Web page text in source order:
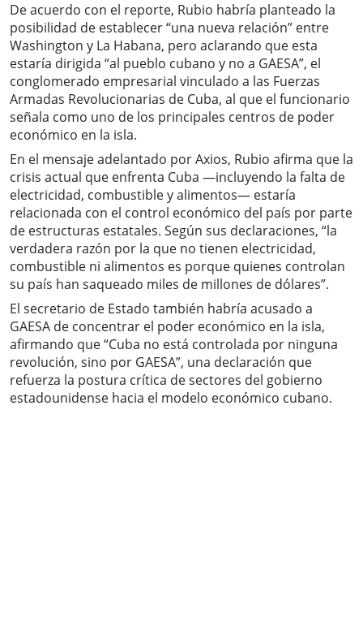
De acuerdo con el reporte, Rubio habría planteado la
posibilidad de establecer “una nueva relación” entre
Washington y La Habana, pero aclarando que esta
estaría dirigida “al pueblo cubano y no a GAESA”, el
conglomerado empresarial vinculado a las Fuerzas
Armadas Revolucionarias de Cuba, al que el funcionario
señala como uno de los principales centros de poder
económico en la isla.
En el mensaje adelantado por Axios, Rubio afirma que la
crisis actual que enfrenta Cuba —incluyendo la falta de
electricidad, combustible y alimentos— estaría
relacionada con el control económico del país por parte
de estructuras estatales. Según sus declaraciones, “la
verdadera razón por la que no tienen electricidad,
combustible ni alimentos es porque quienes controlan
su país han saqueado miles de millones de dólares”.
El secretario de Estado también habría acusado a
GAESA de concentrar el poder económico en la isla,
afirmando que “Cuba no está controlada por ninguna
revolución, sino por GAESA”, una declaración que
refuerza la postura crítica de sectores del gobierno
estadounidense hacia el modelo económico cubano.